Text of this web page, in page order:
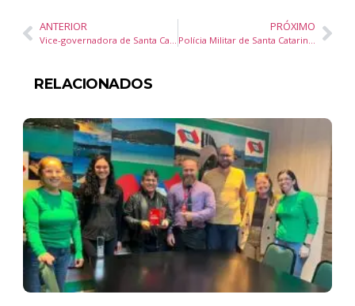
ANTERIOR
Vice-governadora de Santa Catarina defende parceria com universidades para combater violência contra a mulher
PRÓXIMO
Polícia Militar de Santa Catarina prende dois jovens por tráfico de drogas no centro de Camboriú
RELACIONADOS